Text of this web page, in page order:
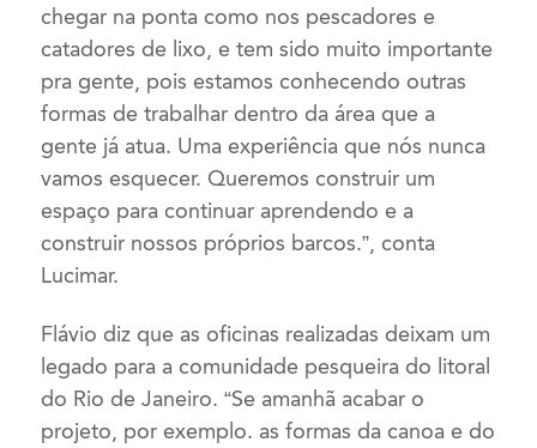
chegar na ponta como nos pescadores e
catadores de lixo, e tem sido muito importante
pra gente, pois estamos conhecendo outras
formas de trabalhar dentro da área que a
gente já atua. Uma experiência que nós nunca
vamos esquecer. Queremos construir um
espaço para continuar aprendendo e a
construir nossos próprios barcos.”, conta
Lucimar.
Flávio diz que as oficinas realizadas deixam um
legado para a comunidade pesqueira do litoral
do Rio de Janeiro. “Se amanhã acabar o
projeto, por exemplo. as formas da canoa e do